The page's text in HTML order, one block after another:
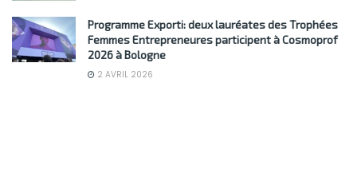
Programme Exporti: deux lauréates des Trophées
Femmes Entrepreneures participent à Cosmoprof
2026 à Bologne
2 AVRIL 2026